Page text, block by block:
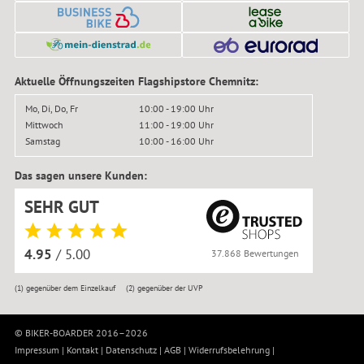
Aktuelle Öffnungszeiten Flagshipstore Chemnitz:
Mo, Di, Do, Fr
10:00 - 19:00 Uhr
Mittwoch
11:00 - 19:00 Uhr
Samstag
10:00 - 16:00 Uhr
Das sagen unsere Kunden:
SEHR GUT
4.95 / 5.00 37.868 Bewertungen
(1)gegenüber dem Einzelkauf (2) gegenüber der UVP
© BIKER-BOARDER 2016–2026
Impressum | Kontakt | Datenschutz | AGB | Widerrufsbelehrung |